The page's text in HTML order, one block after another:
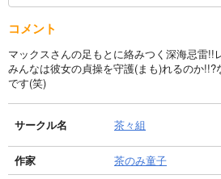
コメント
マックスさんの足もとに絡みつく深海忌雷!!
みんなは彼女の貞操を守護(まも)れるのか
です(笑)
サークル名 茶々組
作家
茶のみ童子